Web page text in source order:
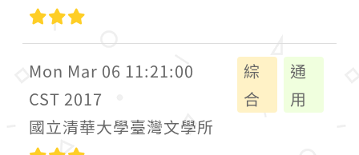
Mon Mar 06 11:21:00
CST 2017
綜
合
通
用
國立清華大學臺灣文學所